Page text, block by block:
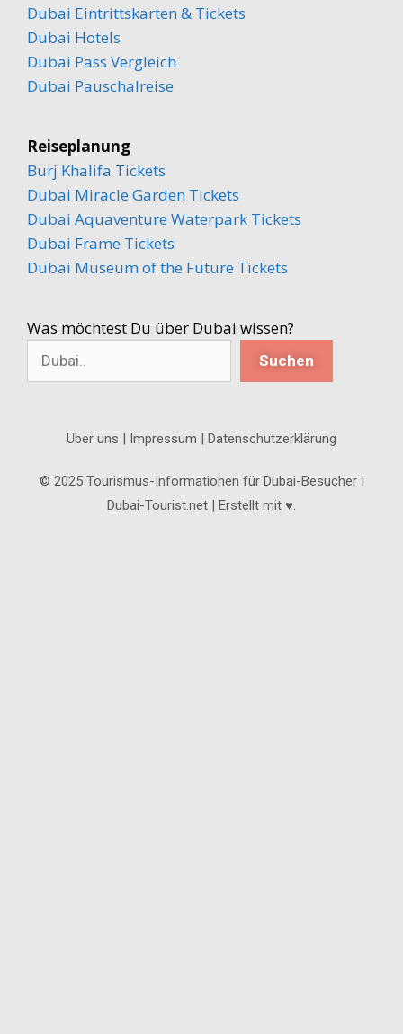
Dubai Eintrittskarten & Tickets
Dubai Hotels
Dubai Pass Vergleich
Dubai Pauschalreise
Reiseplanung
Burj Khalifa Tickets
Dubai Miracle Garden Tickets
Dubai Aquaventure Waterpark Tickets
Dubai Frame Tickets
Dubai Museum of the Future Tickets
Was möchtest Du über Dubai wissen?
Suchen
Über uns | Impressum | Datenschutzerklärung
© 2025 Tourismus-Informationen für Dubai-Besucher |
Dubai-Tourist.net | Erstellt mit ♥.